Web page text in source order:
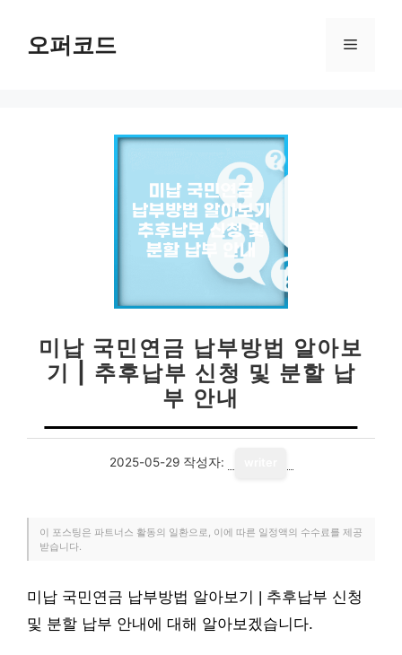
오퍼코드 메
미납 국민연금 납부방법 알아보
기 | 추후납부 신청 및 분할 납
부 안내
2025-05-29 작성자:
이 포스팅은 파트너스 활동의 일환으로, 이에 따른 일정액의 수수료를 제공
받습니다.
미납 국민연금 납부방법 알아보기 | 추후납부 신청
및 분할 납부 안내에 대해 알아보겠습니다.